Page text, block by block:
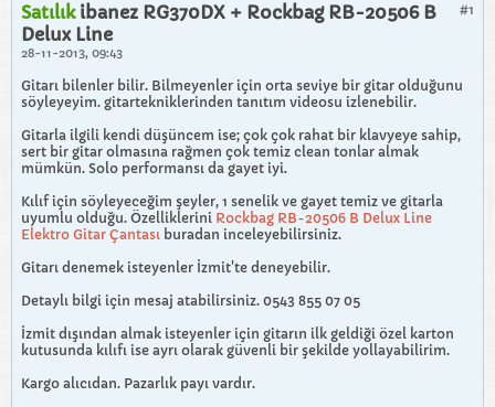
#1
Satılıkibanez RG370DX + Rockbag RB-20506 B
Delux Line
28-11-2013, 09:43
Gitarı bilenler bilir. Bilmeyenler için orta seviye bir gitar olduğunu
söyleyeyim. gitartekniklerinden tanıtım videosu izlenebilir.
Gitarla ilgili kendi düşüncem ise; çok çok rahat bir klavyeye sahip,
sert bir gitar olmasına rağmen çok temiz clean tonlar almak
mümkün. Solo performansı da gayet iyi.
Kılıf için söyleyeceğim şeyler, 1 senelik ve gayet temiz ve gitarla
uyumlu olduğu. Özelliklerini Rockbag RB-20506 B Delux Line
Elektro Gitar Çantası buradan inceleyebilirsiniz.
Gitarı denemek isteyenler İzmit'te deneyebilir.
Detaylı bilgi için mesaj atabilirsiniz. 0543 855 07 05
İzmit dışından almak isteyenler için gitarın ilk geldiği özel karton
kutusunda kılıfı ise ayrı olarak güvenli bir şekilde yollayabilirim.
Kargo alıcıdan. Pazarlık payı vardır.